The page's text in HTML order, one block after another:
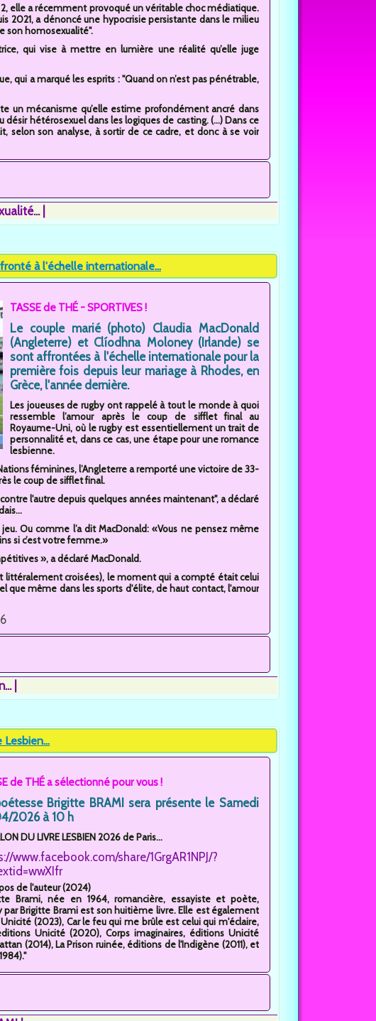
elle a récemment provoqué un véritable choc médiatique.
2021, a dénoncé une hypocrisie persistante dans le milieu
son homosexualité".
qui vise à mettre en lumière une réalité qu’elle juge
qui a marqué les esprits : "Quand on n’est pas pénétrable,
un mécanisme qu’elle estime profondément ancré dans
hétérosexuel dans les logiques de casting. (...) Dans ce
selon son analyse, à sortir de ce cadre, et donc à se voir
à l'échelle internationale...
TASSE de THÉ - SPORTIVES !
Le couple marié (photo) Claudia MacDonald
(Angleterre) et Clíodhna Moloney (Irlande) se
sont affrontées à l'échelle internationale pour la
première fois depuis leur mariage à Rhodes, en
Grèce, l'année dernière.
Les joueuses de rugby ont rappelé à tout le monde à quoi
ressemble l’amour après le coup de sifflet final au
Royaume-Uni, où le rugby est essentiellement un trait de
personnalité et, dans ce cas, une étape pour une romance
lesbienne.
féminines, l’Angleterre a remporté une victoire de 33-
le coup de sifflet final.
l'autre depuis quelques années maintenant", a déclaré
Ou comme l’a dit MacDonald: «Vous ne pensez même
si c’est votre femme.»
», a déclaré MacDonald.
littéralement croisées), le moment qui a compté était celui
que même dans les sports d'élite, de haut contact, l'amour
de THÉ a sélectionné pour vous !
Brigitte BRAMI sera présente le Samedi
2026 à 10 h
DU LIVRE LESBIEN 2026 de Paris...
www.facebook.com/share/1GrgAR1NPJ/?
de l'auteur (2024)
Brami, née en 1964, romancière, essayiste et poète,
par Brigitte Brami est son huitième livre. Elle est également
(2023), Car le feu qui me brûle est celui qui m'éclaire,
Unicité (2020), Corps imaginaires, éditions Unicité
(2014), La Prison ruinée, éditions de l'Indigène (2011), et